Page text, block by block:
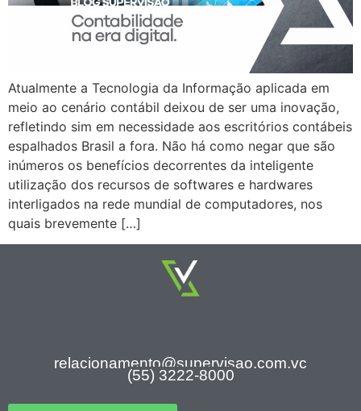
Atualmente a Tecnologia da Informação aplicada em
meio ao cenário contábil deixou de ser uma inovação,
refletindo sim em necessidade aos escritórios contábeis
espalhados Brasil a fora. Não há como negar que são
inúmeros os benefícios decorrentes da inteligente
utilização dos recursos de softwares e hardwares
interligados na rede mundial de computadores, nos
quais brevemente […]
relacionamento@supervisao.com.vc
(55) 3222-8000